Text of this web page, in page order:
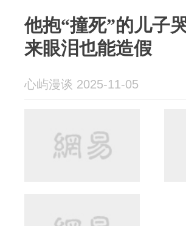
他抱“撞死”的儿子
来眼泪也能造假
心屿漫谈 2025-11-05